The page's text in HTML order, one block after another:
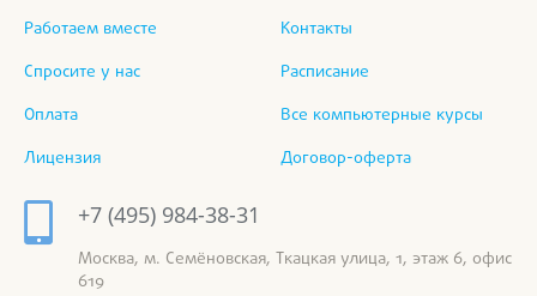
Работаем вместе
Спросите у нас
Оплата
Лицензия
Контакты
Расписание
Все компьютерные курсы
Договор-оферта
+7 (495) 984-38-31
Москва, м. Семёновская, Ткацкая улица, 1, этаж 6, офис
619